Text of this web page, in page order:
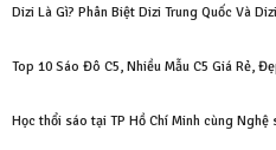
Dizi Là Gì? Phân Biệt Dizi Trung Quốc Và
Top 10 Sáo Đô C5, Nhiều Mẫu C5 Giá Rẻ,
Học thổi sáo tại TP Hồ Chí Minh cùng Nghệ